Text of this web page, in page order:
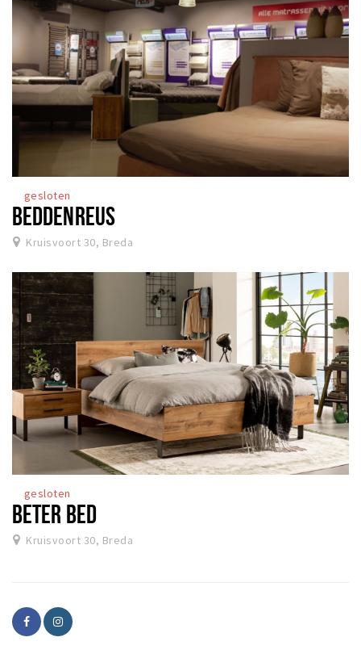
gesloten
BEDDENREUS
Kruisvoort 30, Breda
gesloten
BETER BED
Kruisvoort 30, Breda